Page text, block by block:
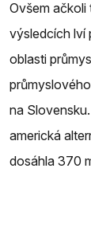
Ovšem ačkoli
výsledcích lví
oblasti
na
americká
dosáhla 370